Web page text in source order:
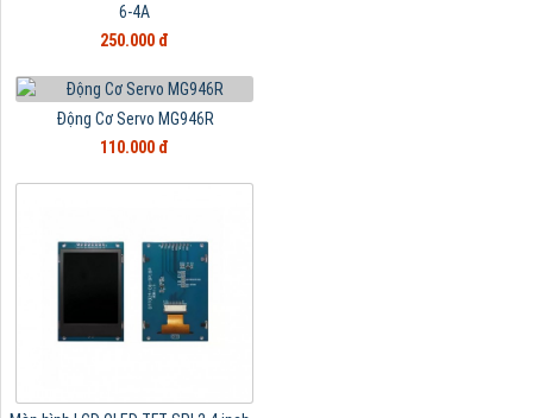
6-4A
250.000 đ
Động Cơ Servo MG946R
110.000 đ